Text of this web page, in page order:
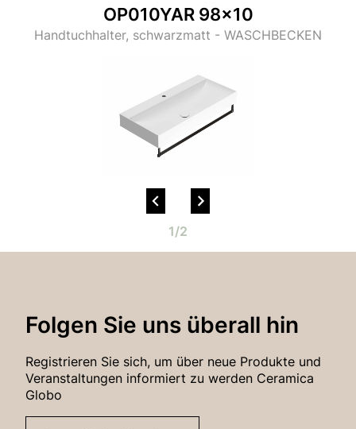
Passwort-Wiederherstellung
OP010YAR 98x10
Handtuchhalter, schwarzmatt - WASCHBECKEN
1/2
Folgen Sie uns überall hin
Registrieren Sie sich, um über neue Produkte und
Veranstaltungen informiert zu werden Ceramica
Globo